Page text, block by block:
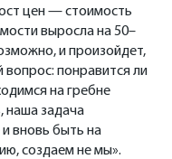
цен — стоимость
выросла на 50–
и произойдет,
вопрос: понравится ли
на гребне
наша задача
и вновь быть на
создаем не мы».